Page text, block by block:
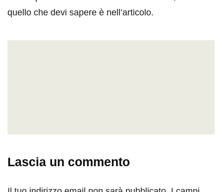
quello che devi sapere è nell’articolo.
Lascia un commento